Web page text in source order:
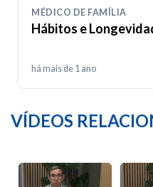
MÉDICO DE FAMÍLIA
Hábitos e
há mais de 1 ano
VÍDEOS